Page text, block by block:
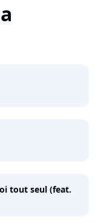
tout seul (feat.